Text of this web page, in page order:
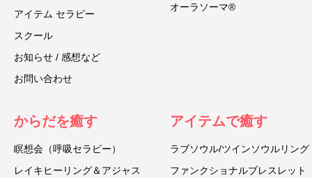
アイテム セラピー
スクール
お知らせ / 感想など
お問い合わせ
オーラソーマ®
からだを癒す
瞑想会（呼吸セラピー）
レイキヒーリング＆アジャス
アイテムで癒す
ラブソウル/ツインソウルリング
ファンクショナルブレスレット